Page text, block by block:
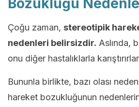
Bozukluğu
Çoğu zaman, stereotipik
nedenleri belirsizdir. Aslında,
onu diğer hastalıklarla
Bununla birlikte, bazı olası
hareket bozukluğunun